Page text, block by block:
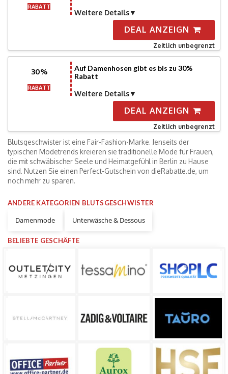
RABATT
Weitere Details
DEAL ANZEIGN
Zeitlich unbegrenzt
30%
RABATT
Auf Damenhosen gibt es bis zu 30%
Rabatt
Weitere Details
DEAL ANZEIGN
Zeitlich unbegrenzt
Blutsgeschwister ist eine Fair-Fashion-Marke. Jenseits der
typischen Modetrends kreieren sie traditionelle Mode für Frauen,
die mit schwäbischer Seele und Heimatgefühl in Berlin zu Hause
sind. Nutzen Sie einen Perfect-Gutschein von dieRabatte.de, um
noch mehr zu sparen.
ANDERE KATEGORIEN BLUTSGESCHWISTER
Damenmode Unterwäsche & Dessous
BELIEBTE GESCHÄFTE